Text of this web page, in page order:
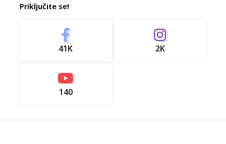
Priključite se!
41K 2K
140